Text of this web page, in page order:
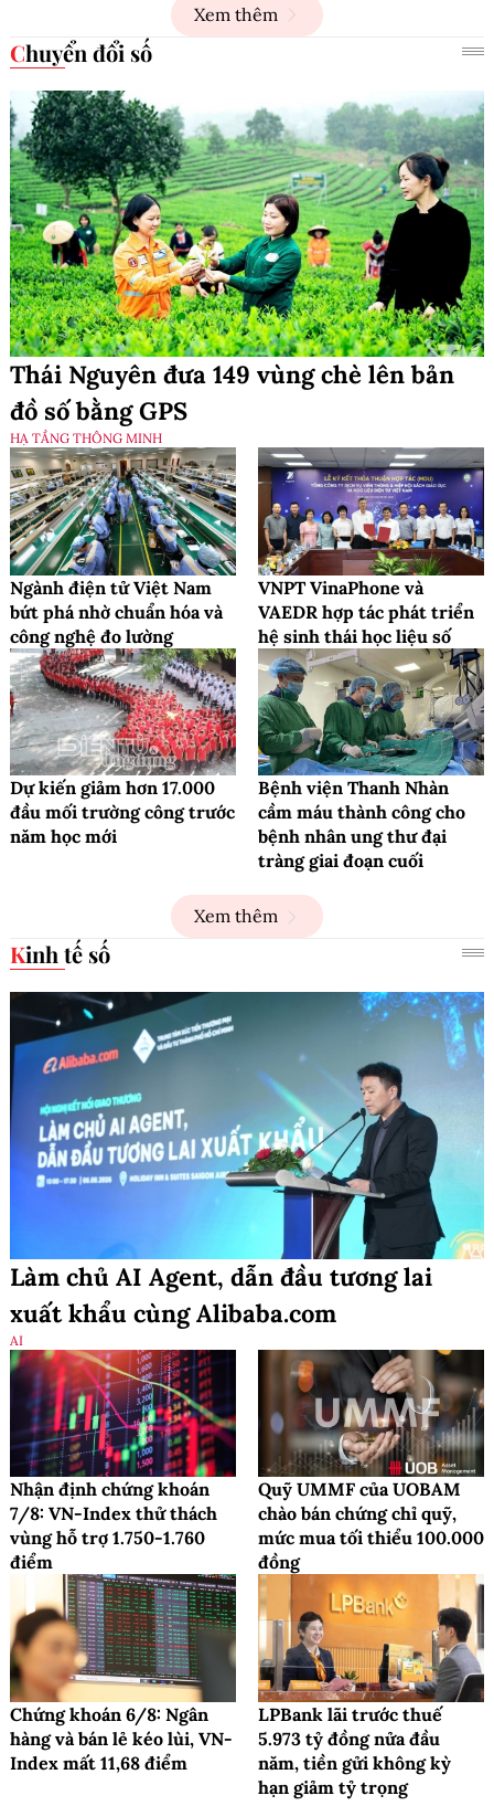
Xem thêm
Chuyển đổi số
Thái Nguyên đưa 149 vùng chè lên bản
đồ số bằng GPS
HẠ TẦNG THÔNG MINH
Ngành điện tử Việt Nam
bứt phá nhờ chuẩn hóa và
công nghệ đo lường
VNPT VinaPhone và
VAEDR hợp tác phát triển
hệ sinh thái học liệu số
Dự kiến giảm hơn 17.000
đầu mối trường công trước
năm học mới
Bệnh viện Thanh Nhàn
cầm máu thành công cho
bệnh nhân ung thư đại
tràng giai đoạn cuối
Xem thêm
Kinh tế số
Làm chủ AI Agent, dẫn đầu tương lai
xuất khẩu cùng Alibaba.com
AI
Nhận định chứng khoán
7/8: VN-Index thử thách
vùng hỗ trợ 1.750-1.760
điểm
Quỹ UMMF của UOBAM
chào bán chứng chỉ quỹ,
mức mua tối thiểu 100.000
đồng
Chứng khoán 6/8: Ngân
hàng và bán lẻ kéo lùi, VN-
Index mất 11,68 điểm
LPBank lãi trước thuế
5.973 tỷ đồng nửa đầu
năm, tiền gửi không kỳ
hạn giảm tỷ trọng